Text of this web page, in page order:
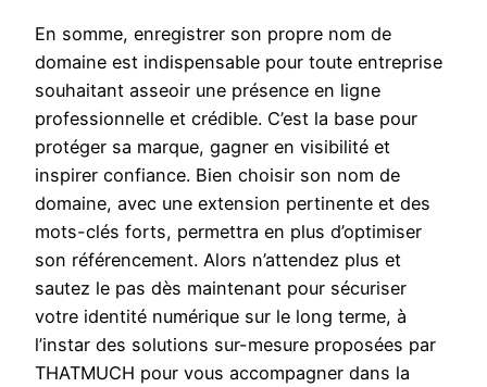
En somme, enregistrer son propre nom de
domaine est indispensable pour toute entreprise
souhaitant asseoir une présence en ligne
professionnelle et crédible. C’est la base pour
protéger sa marque, gagner en visibilité et
inspirer confiance. Bien choisir son nom de
domaine, avec une extension pertinente et des
mots-clés forts, permettra en plus d’optimiser
son référencement. Alors n’attendez plus et
sautez le pas dès maintenant pour sécuriser
votre identité numérique sur le long terme, à
l’instar des solutions sur-mesure proposées par
THATMUCH pour vous accompagner dans la